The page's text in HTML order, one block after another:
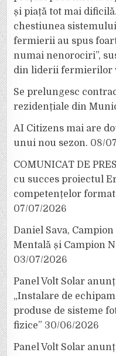
și piață tot mai
chestiunea
fermierii au spus
numai nenorociri”,
din liderii fermierilor
Se prelungesc
rezidențiale din
AI Citizens mai are
unui nou sezon. 08/
COMUNICAT DE
cu succes proiectul
competențelor
07/07/2026
Daniel Sava,
Mentală și Campion
03/07/2026
Panel Volt Solar
„Instalare de
produse de sisteme
fizice” 30/06/2026
Panel Volt Solar